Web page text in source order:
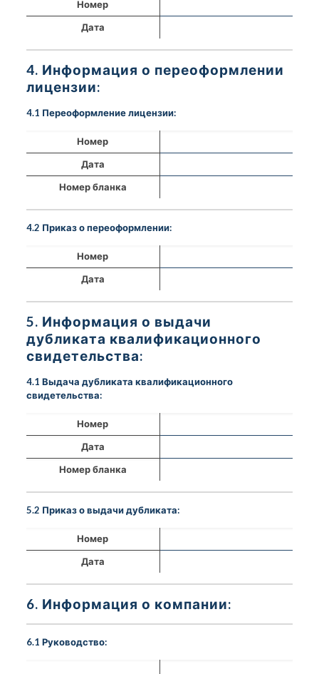
Номер
Дата
4. Информация о переоформлении
лицензии:
4.1 Переоформление лицензии:
Номер
Дата
Номер бланка
4.2 Приказ о переоформлении:
Номер
Дата
5. Информация о выдачи
дубликата квалификационного
свидетельства:
4.1 Выдача дубликата квалификационного
свидетельства:
Номер
Дата
Номер бланка
5.2 Приказ о выдачи дубликата:
Номер
Дата
6. Информация о компании:
6.1 Руководство: